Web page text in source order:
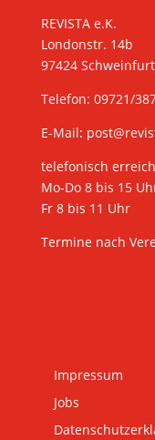
REVISTA e.K.
Londonstr. 14b
97424 Schweinfurt
Telefon: 09721/
E-Mail:
telefonisch
Mo-Do 8 bis 15
Fr 8 bis 11 Uhr
Termine nach
Impressum
Jobs